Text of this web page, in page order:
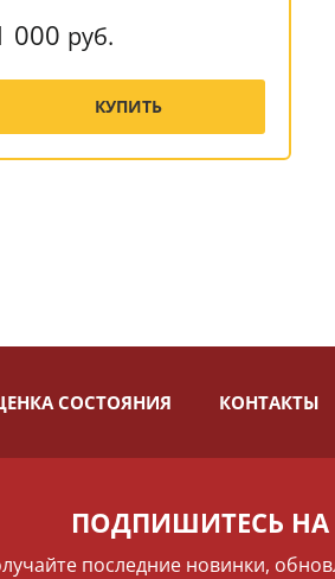
000 руб.
КУПИТЬ
СОСТОЯНИЯ КОНТАКТЫ
ПОДПИШИТЕСЬ
последние новинки,